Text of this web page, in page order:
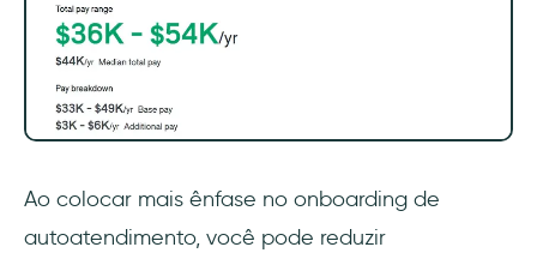
Ao colocar mais ênfase no onboarding de
autoatendimento, você pode reduzir